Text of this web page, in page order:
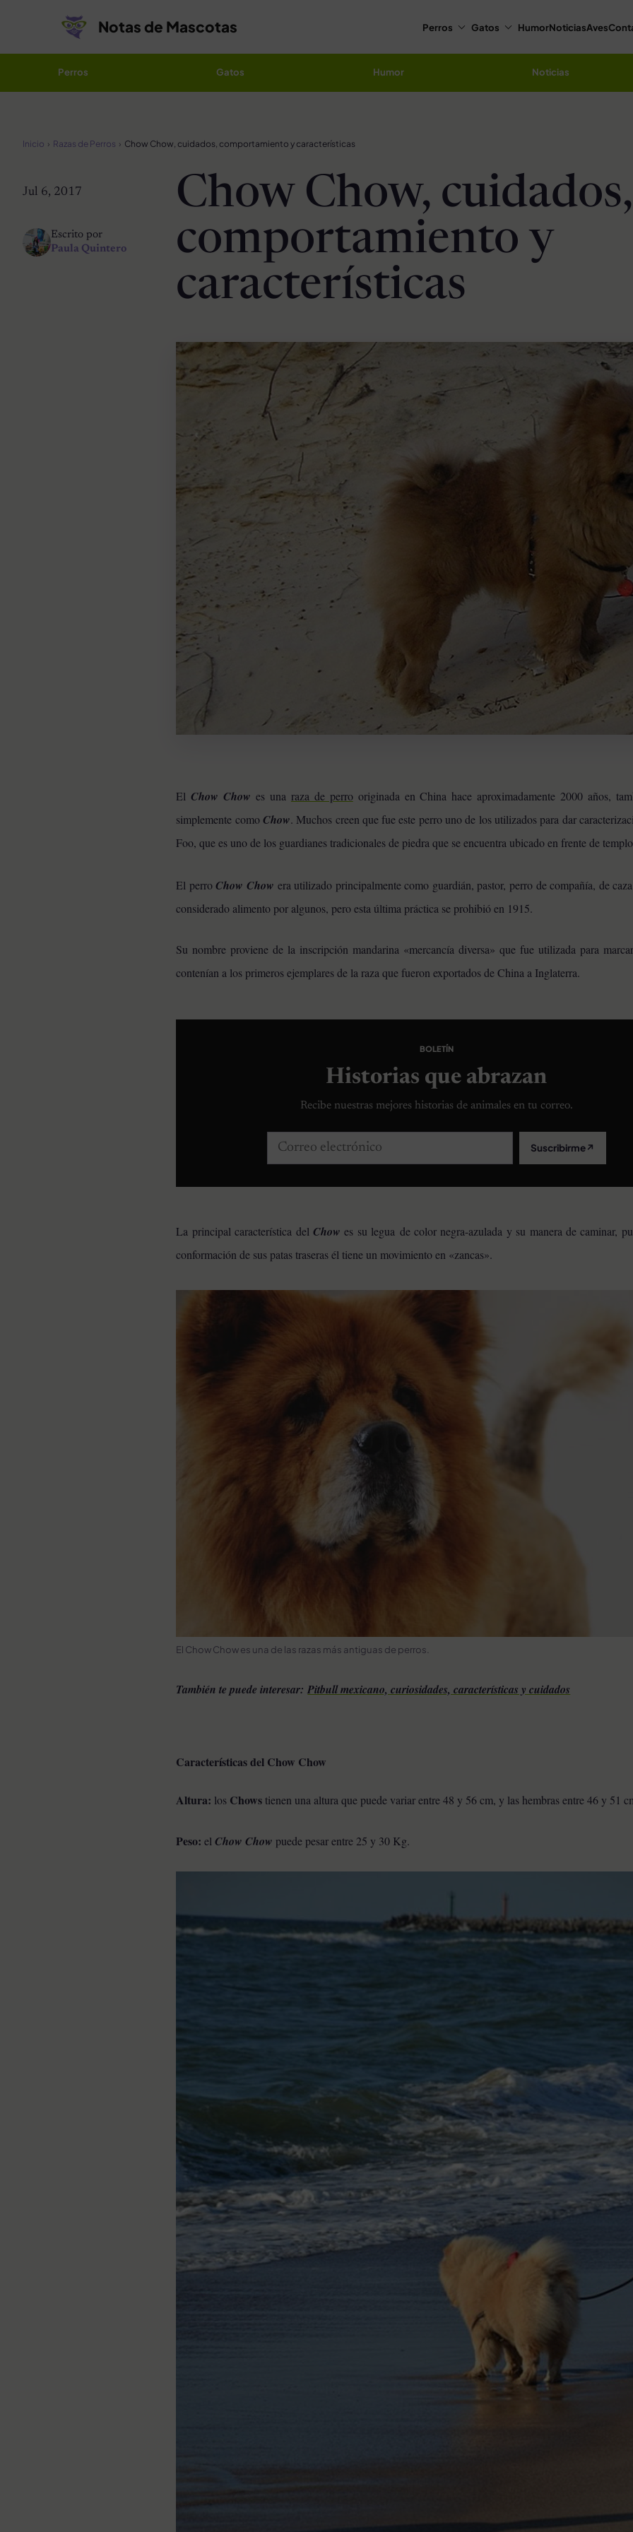
Notas de Mascotas Perros Gatos HumorNoticiasAves
Perros Gatos Humor Noticias
Inicio Razas de Perros Chow Chow, cuidados, comportamiento y características
Jul 6, 2017
Escrito por
Paula Quintero
Chow Chow, cuidados,
comportamiento y
características
ElChow Chow es una raza de perrooriginada en China hace aproximadamente 2000 años,
simplemente comoChow. Muchos creen que fue este perro uno de los utilizados para dar
Foo, que es uno de los guardianes tradicionales de piedra que se encuentra ubicado en frente de
El perroChow Chow era utilizado principalmente como guardián, pastor, perro de compañía, de
considerado alimento por algunos, pero esta última práctica se prohibió en 1915.
Su nombre proviene de la inscripción mandarina «mercancía diversa» que fue utilizada para
contenían a los primeros ejemplares de la raza que fueron exportados de China a Inglaterra.
BOLETÍN
Historias que abrazan
Recibe nuestras mejores historias de animales en tu correo.
Correo electrónico Suscribirme↗
La principal característica del Chow es su legua de color negra-azulada y su manera de caminar,
conformación de sus patas traseras él tiene un movimiento en «zancas».
El Chow Chow es una de las razas más antiguas de perros.
También te puede interesar:Pitbull mexicano, curiosidades, características y cuidados
Características del Chow Chow
Altura: los Chows tienen una altura que puede variar entre 48 y 56 cm, y las hembras entre 46 y 51
Peso: elChow Chow puede pesar entre 25 y 30 Kg.